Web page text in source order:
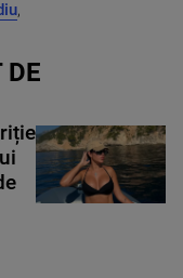
,
DE